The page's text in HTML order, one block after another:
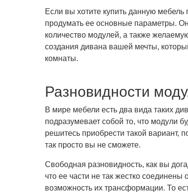
Если вы хотите купить данную мебель
продумать ее основные параметры.
количество модулей, а также
создания дивана вашей мечты,
комнаты.
Разновидности
В мире мебели есть два вида таких
подразумевает собой то, что модули
решитесь приобрести такой вариант,
так просто вы не сможете.
Свободная разновидность, как вы
что ее части не так жестко
возможность их трансформации. То